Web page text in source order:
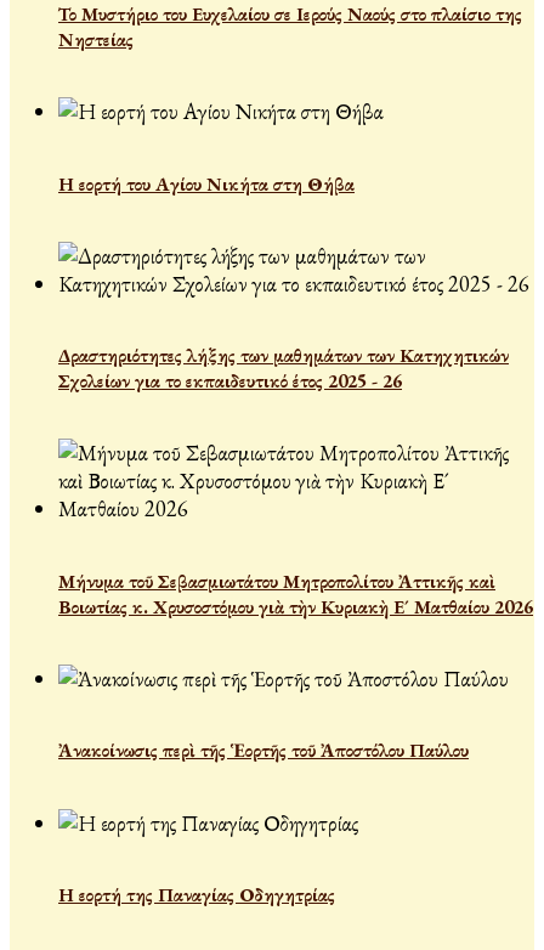
Το Μυστήριο του Ευχελαίου σε Ιερούς Ναούς στο πλαίσιο της
Νηστείας
Η εορτή του Αγίου Νικήτα στη Θήβα
Δραστηριότητες λήξης των μαθημάτων των Κατηχητικών
Σχολείων για το εκπαιδευτικό έτος 2025 - 26
Μήνυμα τοῦ Σεβασμιωτάτου Μητροπολίτου Ἀττικῆς καὶ
Βοιωτίας κ. Χρυσοστόμου γιὰ τὴν Κυριακὴ Ε´ Ματθαίου 2026
Ἀνακοίνωσις περὶ τῆς Ἑορτῆς τοῦ Ἀποστόλου Παύλου
Η εορτή της Παναγίας Οδηγητρίας